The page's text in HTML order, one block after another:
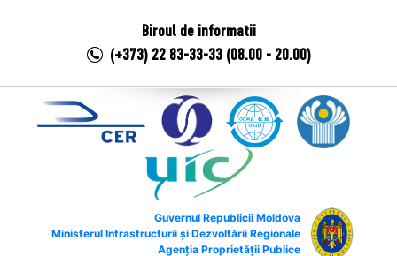
Biroul de informatii
(+373) 22 83-33-33 (08.00 - 20.00)
Guvernul Republicii Moldova
Ministerul Infrastructurii și Dezvoltării Regionale
Agenția Proprietății Publice